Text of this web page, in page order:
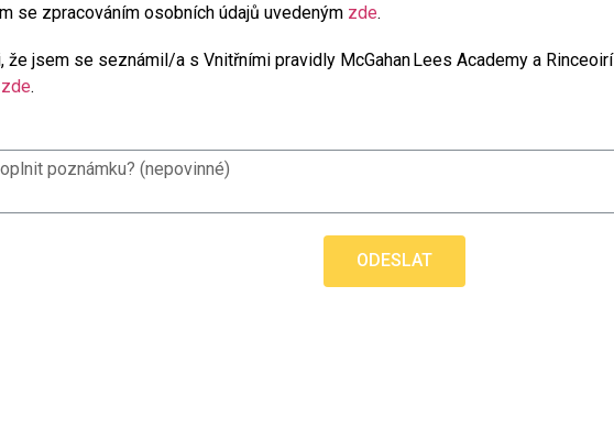
se zpracováním osobních údajů uvedeným zde.
že jsem se seznámil/a s Vnitřními pravidly McGahan Lees Academy a Rinceoirí
zde.
ODESLAT